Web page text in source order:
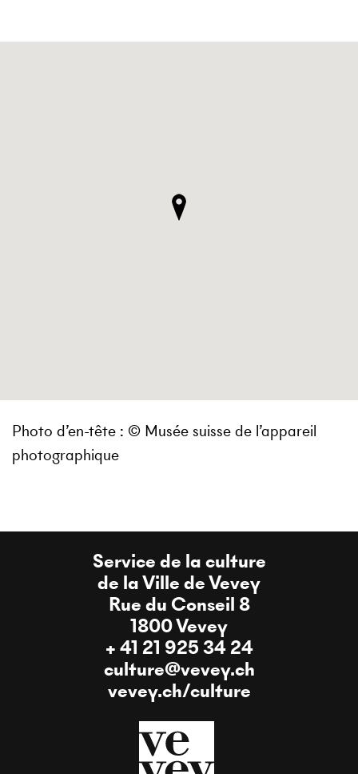
Photo d’en-tête : © Musée suisse de l’appareil
photographique
Service de la culture
de la Ville de Vevey
Rue du Conseil 8
1800 Vevey
+ 41 21 925 34 24
culture@vevey.ch
vevey.ch/culture